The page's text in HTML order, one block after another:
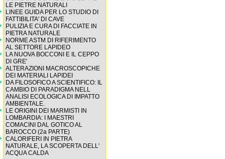
LE PIETRE NATURALI
LINEE GUIDA PER LO STUDIO DI
FATTIBILITA' DI CAVE
PULIZIA E CURA DI FACCIATE IN
PIETRA NATURALE
NORME ASTM DI RIFERIMENTO
AL SETTORE LAPIDEO
LA NUOVA BOCCONI E IL CEPPO
DI GRE'
ALTERAZIONI MACROSCOPICHE
DEI MATERIALI LAPIDEI
DA FILOSOFICO A SCIENTIFICO: IL
CAMBIO DI PARADIGMA NELL
ANALISI ECOLOGICA DI IMPATTO
AMBIENTALE.
LE ORIGINI DEI MARMISTI IN
LOMBARDIA: I MAESTRI
COMACINI DAL GOTICO AL
BAROCCO (2a PARTE)
CALORIFERI IN PIETRA
NATURALE, LA SCOPERTA DELL'
ACQUA CALDA